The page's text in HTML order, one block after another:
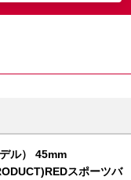
ル） 45mm
スポーツバ